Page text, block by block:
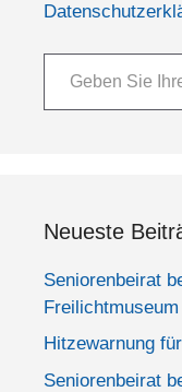
Geben Sie Ihre E-Mail-Adresse ein ...
Neueste
Seniorenbeirat
Hitzewarnung
Seniorenbeirat